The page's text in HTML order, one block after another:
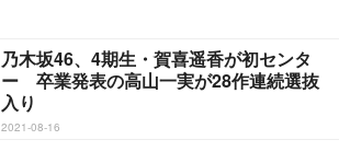
乃木坂46、4期生・賀喜遥香が初センタ
ー 卒業発表の高山一実が28作連続選抜
入り
2021-08-16